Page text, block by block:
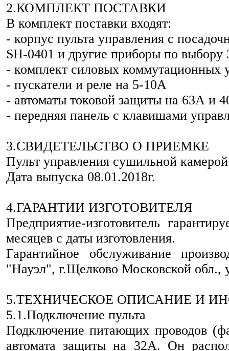
2.КОМПЛЕКТ ПОСТАВКИ
В комплект поставки входят:
- корпус пульта управления с
SH-0401 и другие приборы по выбору
- комплект силовых коммутационных
- пускатели и реле на 5-10А
- автоматы токовой защиты на 63А и
- передняя панель с клавишами
3.СВИДЕТЕЛЬСТВО О ПРИЕМКЕ
Пульт управления сушильной
Дата выпуска 08.01.2018г.
4.ГАРАНТИИ ИЗГОТОВИТЕЛЯ
Предприятие-изготовитель
месяцев с даты изготовления.
Гарантийное обслуживание
"Науэл", г.Щелково Московской обл.,
5.ТЕХНИЧЕСКОЕ ОПИСАНИЕ И
5.1.Подключение пульта
Подключение питающих проводов
автомата защиты на 32А. Он